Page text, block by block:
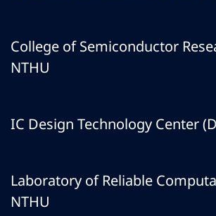
College of Semiconductor
NTHU
IC Design Technology Center
Laboratory of Reliable
NTHU